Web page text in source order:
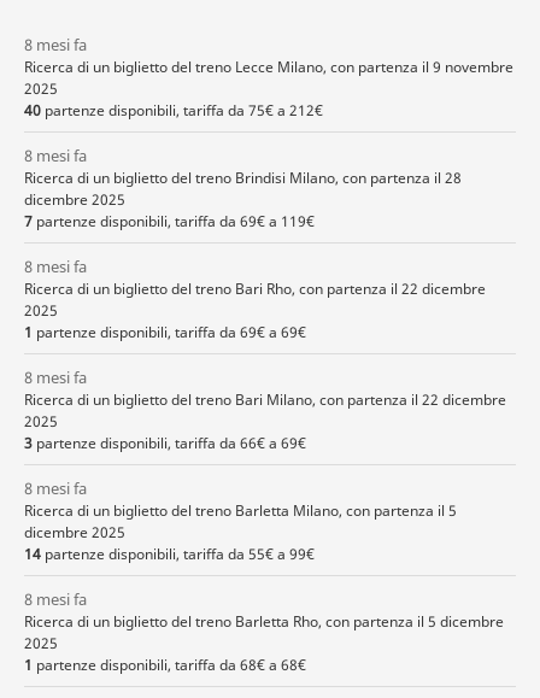
8 mesi fa
Ricerca di un biglietto del treno Lecce Milano, con partenza il 9 novembre
2025
40 partenze disponibili, tariffa da 75€ a 212€
8 mesi fa
Ricerca di un biglietto del treno Brindisi Milano, con partenza il 28
dicembre 2025
7 partenze disponibili, tariffa da 69€ a 119€
8 mesi fa
Ricerca di un biglietto del treno Bari Rho, con partenza il 22 dicembre
2025
1 partenze disponibili, tariffa da 69€ a 69€
8 mesi fa
Ricerca di un biglietto del treno Bari Milano, con partenza il 22 dicembre
2025
3 partenze disponibili, tariffa da 66€ a 69€
8 mesi fa
Ricerca di un biglietto del treno Barletta Milano, con partenza il 5
dicembre 2025
14 partenze disponibili, tariffa da 55€ a 99€
8 mesi fa
Ricerca di un biglietto del treno Barletta Rho, con partenza il 5 dicembre
2025
1 partenze disponibili, tariffa da 68€ a 68€